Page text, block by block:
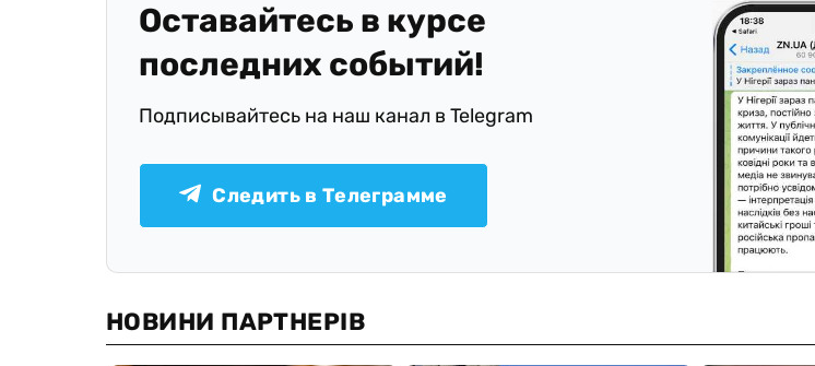
Оставайтесь в курсе
последних событий!
Подписывайтесь на наш канал в Telegram
Следить в Телеграмме